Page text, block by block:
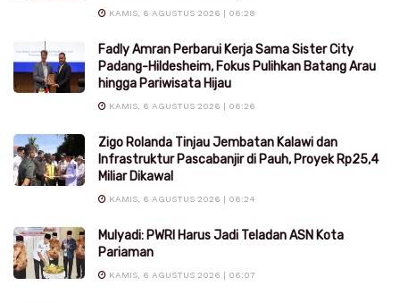
KAMIS, 6 AGUSTUS 2026 | 06:28
Fadly Amran Perbarui Kerja Sama Sister City
Padang-Hildesheim, Fokus Pulihkan Batang Arau
hingga Pariwisata Hijau
KAMIS, 6 AGUSTUS 2026 | 06:26
Zigo Rolanda Tinjau Jembatan Kalawi dan
Infrastruktur Pascabanjir di Pauh, Proyek Rp25,4
Miliar Dikawal
KAMIS, 6 AGUSTUS 2026 | 06:24
Mulyadi: PWRI Harus Jadi Teladan ASN Kota
Pariaman
KAMIS, 6 AGUSTUS 2026 | 06:07